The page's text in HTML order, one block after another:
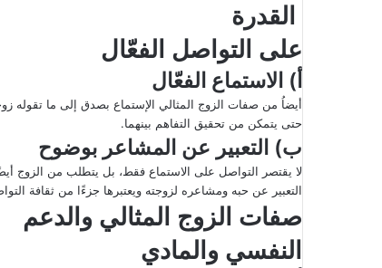
القدرة
على التواصل الفعّال
أ) الاستماع الفعّال
أيضاُ من صفات الزوج المثالي الإستماع بصدق إلى ما تقوله
حتى يتمكن من تحقيق التفاهم بينهما.
ب) التعبير عن المشاعر بوضوح
لا يقتصر التواصل على الاستماع فقط، بل يتطلب من الزوج
التعبير عن حبه ومشاعره لزوجته ويعتبرها جزءًا من ثقافة
صفات الزوج المثالي والدعم
النفسي والمادي